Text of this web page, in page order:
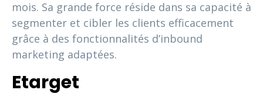
mois. Sa grande force réside dans sa capacité à
segmenter et cibler les clients efficacement
grâce à des fonctionnalités d’inbound
marketing adaptées.
Etarget